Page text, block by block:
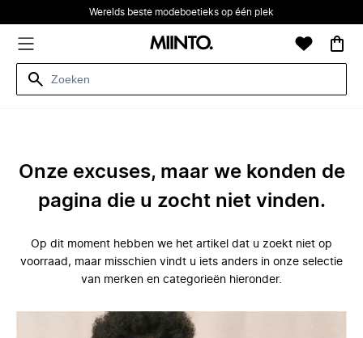
Werelds beste modeboetieks op één plek
Onze excuses, maar we konden de
pagina die u zocht niet vinden.
Op dit moment hebben we het artikel dat u zoekt niet op
voorraad, maar misschien vindt u iets anders in onze selectie
van merken en categorieën hieronder.